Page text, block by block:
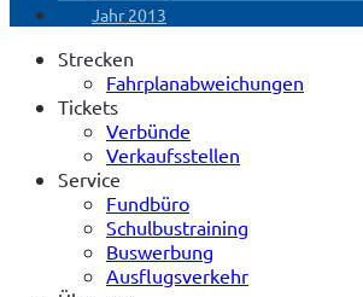
Jahr 2013
Strecken
Fahrplanabweichungen
Tickets
Verbünde
Verkaufsstellen
Service
Fundbüro
Schulbustraining
Buswerbung
Ausflugsverkehr